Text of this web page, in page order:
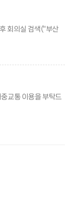
회의실 검색("부산
교통 이용을 부탁드